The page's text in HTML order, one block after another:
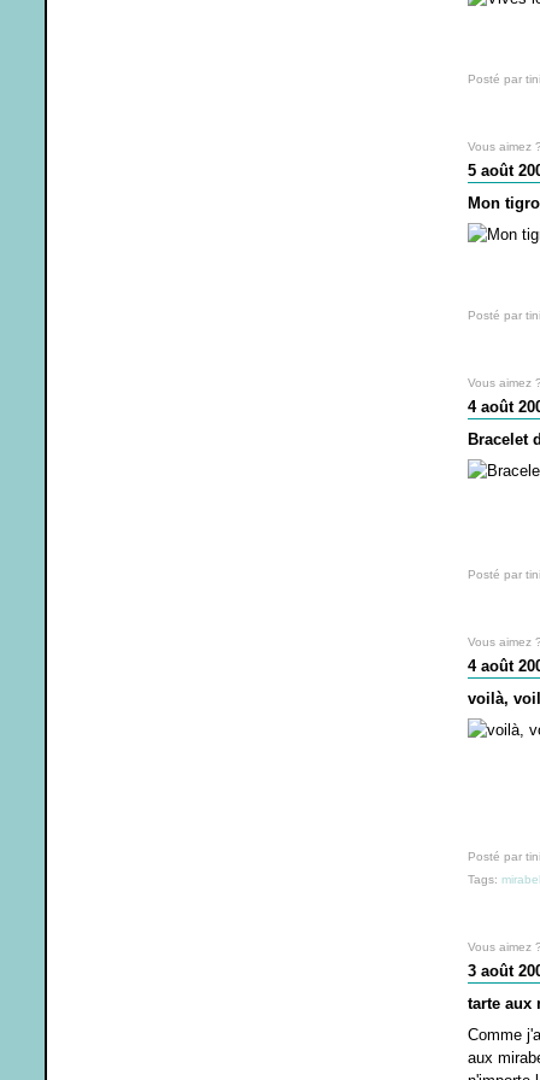
Posté par
Vous aimez ?
5 août
Mon
Posté par
Vous aimez ?
4 août
Bracelet
Posté par
Vous aimez ?
4 août
voilà,
Posté par
Tags:
Vous aimez ?
3 août
tarte aux
Comme
aux